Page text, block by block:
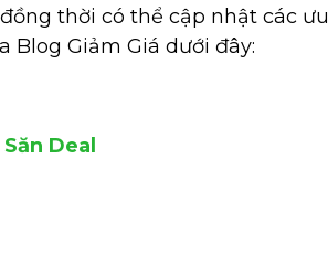
thời có thể cập nhật các ưu
Blog Giảm Giá dưới đây:
Deal